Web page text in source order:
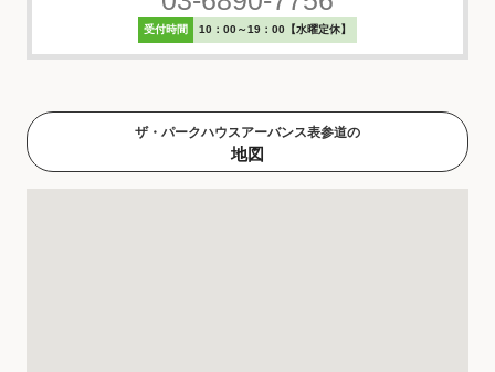
受付時間 10：00～19：00【水曜定休】
ザ・パークハウスアーバンス表参道の
地図